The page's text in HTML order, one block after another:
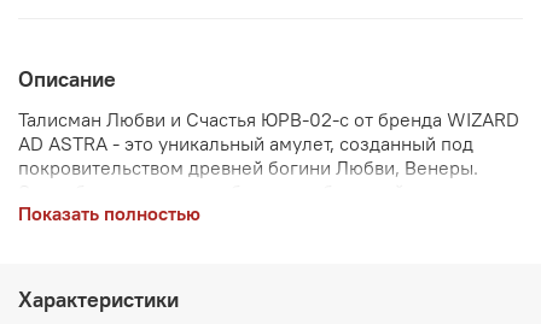
Описание
Талисман Любви и Счастья ЮРВ-02-с от бренда WIZARD
AD ASTRA - это уникальный амулет, созданный под
покровительством древней богини Любви, Венеры.
вторую половину и укрепить отношения. Серебряный
гармонии в семье. Веселый и чувственный дизайн
делает этот оберег не только эффективным, но и
Показать полностью
Характеристики